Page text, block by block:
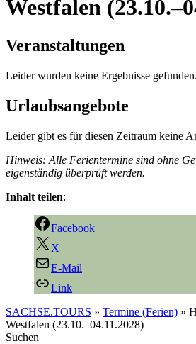
Westfalen
Veranstaltungen
Leider wurden keine Ergebnisse gefunden.
Urlaubsangebote
Leider gibt es für diesen Zeitraum keine
Hinweis: Alle Ferientermine sind ohne
eigenständig überprüft werden.
Inhalt teilen:
Facebook
X
E-Mail
Link
SACHSE.TOURS » Termine (Ferien) »
Westfalen (23.10.–04.11.2028)
Suchen